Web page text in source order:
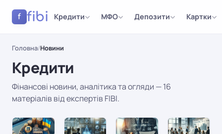
f fibi Кредити МФО Депозити Картки
Головна/Новини
Кредити
Фінансові новини, аналітика та огляди — 16
матеріалів від експертів FIBI.
Результати
КРЕДИТИ КРЕДИТИ КРЕДИТИ КРЕДИТИ